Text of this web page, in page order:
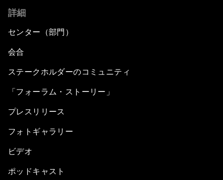
詳細
センター（部門）
会合
ステークホルダーのコミュニティ
「フォーラム・ストーリー」
プレスリリース
フォトギャラリー
ビデオ
ポッドキャスト